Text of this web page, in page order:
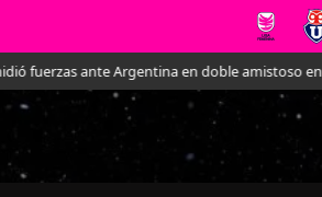
Argentina en doble amistoso en el CAR José